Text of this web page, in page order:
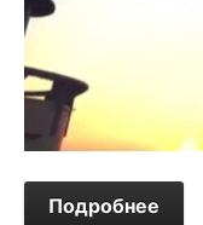
Подробнее